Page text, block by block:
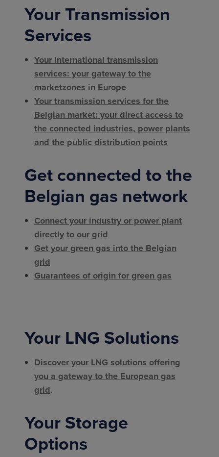
Your Transmission
Services
Your International transmission
services: your gateway to the
marketzones in Europe
Your transmission services for the
Belgian market: your direct access to
the connected industries, power plants
and the public distribution points
Get connected to the
Belgian gas network
Connect your industry or power plant
directly to our grid
Get your green gas into the Belgian
grid
Guarantees of origin for green gas
Your LNG Solutions
Discover your LNG solutions offering
you a gateway to the European gas
grid.
Your Storage
Options